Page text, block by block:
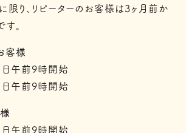
限り、リピーターのお客様は3ヶ月前か
。
客様
午前9時開始
午前9時開始
午前9時開始